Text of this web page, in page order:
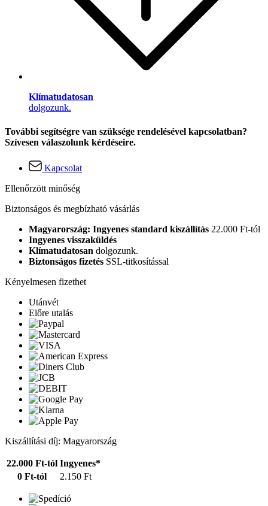
Klímatudatosan
dolgozunk.
További segítségre van szüksége rendelésével kapcsolatban?
Szívesen válaszolunk kérdéseire.
Kapcsolat
Ellenőrzött minőség
Biztonságos és megbízható vásárlás
Magyarország: Ingyenes standard kiszállítás 22.000 Ft-tól
Ingyenes visszaküldés
Klímatudatosan dolgozunk.
Biztonságos fizetés SSL-titkosítással
Kényelmesen fizethet
Utánvét
Előre utalás
Kiszállítási díj: Magyarország
22.000 Ft-tól Ingyenes*
0 Ft-tól
2.150 Ft